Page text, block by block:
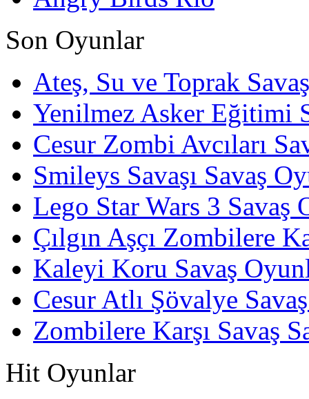
Son Oyunlar
Ateş, Su ve Toprak
Yenilmez Asker Eğitimi
Cesur Zombi Avcıları
Smileys Savaşı Savaş
Lego Star Wars 3 Savaş
Çılgın Aşçı Zombilere
Kaleyi Koru Savaş
Cesur Atlı Şövalye
Zombilere Karşı Savaş
Hit Oyunlar